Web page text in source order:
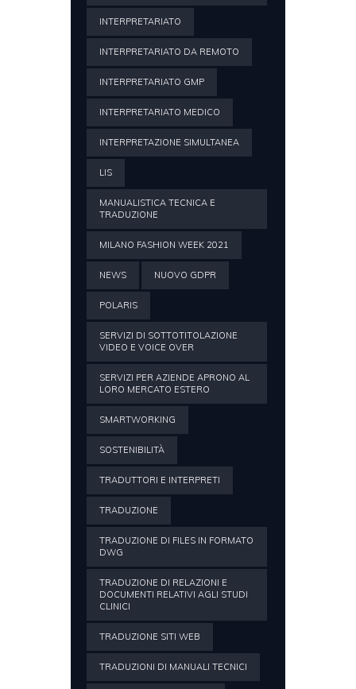
INTERPRETARIATO
INTERPRETARIATO DA REMOTO
INTERPRETARIATO GMP
INTERPRETARIATO MEDICO
INTERPRETAZIONE SIMULTANEA
LIS
MANUALISTICA TECNICA E
TRADUZIONE
MILANO FASHION WEEK 2021
NEWS NUOVO GDPR
POLARIS
SERVIZI DI SOTTOTITOLAZIONE
VIDEO E VOICE OVER
SERVIZI PER AZIENDE APRONO AL
LORO MERCATO ESTERO
SMARTWORKING
SOSTENIBILITÀ
TRADUTTORI E INTERPRETI
TRADUZIONE
TRADUZIONE DI FILES IN FORMATO
DWG
TRADUZIONE DI RELAZIONI E
DOCUMENTI RELATIVI AGLI STUDI
CLINICI
TRADUZIONE SITI WEB
TRADUZIONI DI MANUALI TECNICI